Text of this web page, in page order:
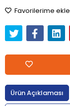
Favorilerime ekle
Ürün Açıklaması